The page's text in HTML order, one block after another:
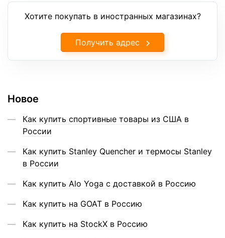
Хотите покупать в иностранных магазинах?
Получить адрес
Новое
Как купить спортивные товары из США в
России
Как купить Stanley Quencher и термосы Stanley
в России
Как купить Alo Yoga с доставкой в Россию
Как купить на GOAT в Россию
Как купить на StockX в Россию